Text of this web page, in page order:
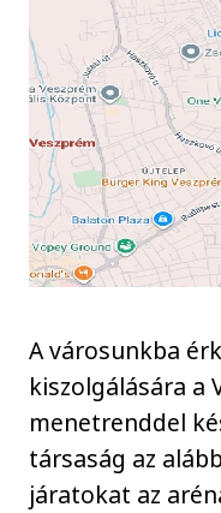
A városunkba
kiszolgálására a
menetrenddel
társaság az
járatokat az